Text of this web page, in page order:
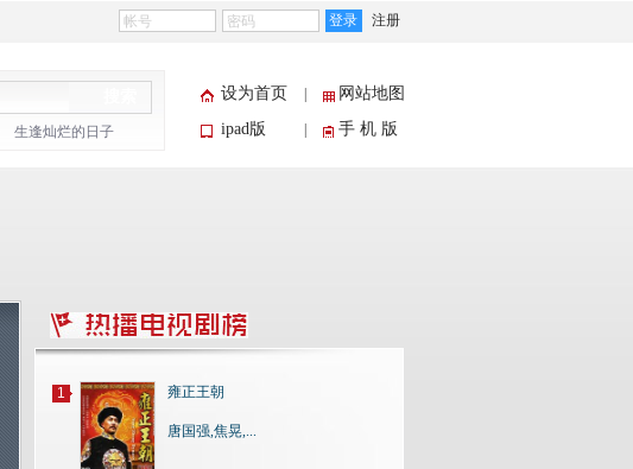
登录 注册
生逢灿烂的日子
设为首页
网站地图
ipad版
手 机 版
1 雍正王朝
唐国强,焦晃,...